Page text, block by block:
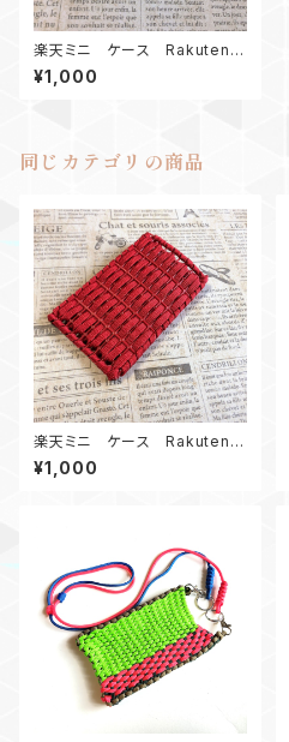
楽天ミニ ケース Rakuten
mini Paracord case W
¥1,000
同じカテゴリの商品
楽天ミニ ケース Rakuten
mini Paracord case R
¥1,000